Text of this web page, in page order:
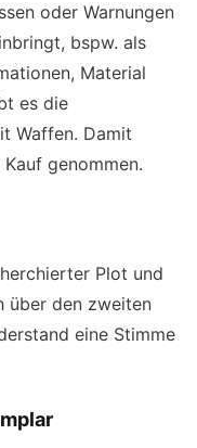
oder Warnungen
bspw. als
Material
es die
Waffen. Damit
genommen.
Plot und
über den zweiten
eine Stimme